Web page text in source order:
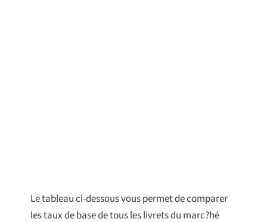
Le tableau ci-dessous vous permet de comparer
les taux de base de tous les livrets du marc?hé